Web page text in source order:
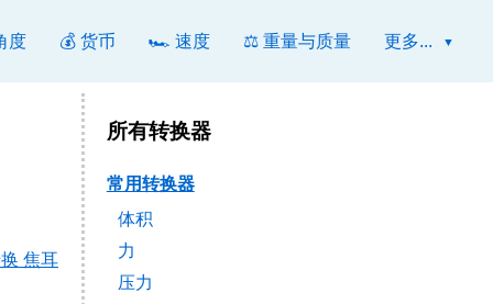
度 💰 货币 🏎️ 速度 ⚖️ 重量与质量 更多...
焦耳
所有转换器
常用转换器
体积
力
压力